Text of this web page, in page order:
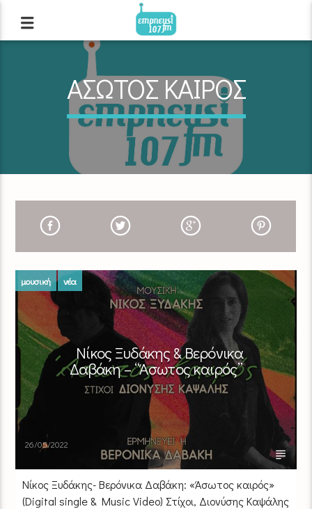
ΑΣΩΤΟΣ ΚΑΙΡΟΣ
μουσική νέα
Νίκος Ξυδάκης & Βερόνικα
Δαβάκη – “Άσωτος καιρός”
26/05/2022
Νίκος Ξυδάκης- Βερόνικα Δαβάκη: «Άσωτος καιρός»
(Digital single & Music Video) Στίχοι, Διονύσης Καψάλης